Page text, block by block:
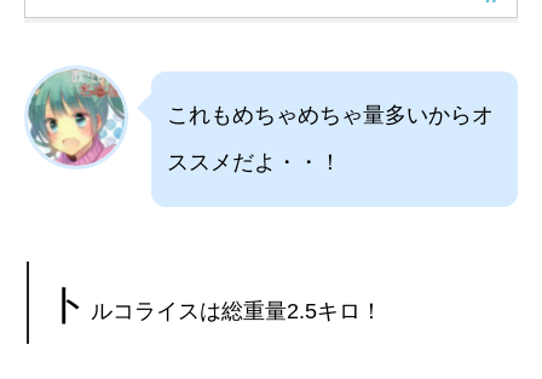
これもめちゃめちゃ量多いからオ
ススメだよ・・！
ト ルコライスは総重量2.5キロ！